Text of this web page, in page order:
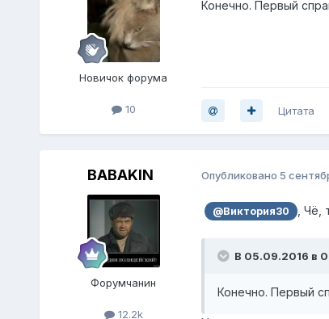
Новичок форума
10
Конечно. Первый
Цитата
BABAKIN
Форумчанин
12.2k
Опубликовано 5
@Виктория30 , Чё,
В 05.09.2016 в
Конечно. Первый